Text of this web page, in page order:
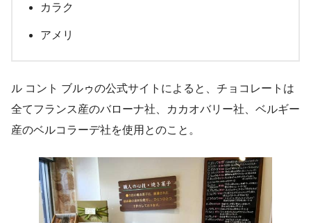
カラク
アメリ
ル コント ブルゥの公式サイトによると、チョコレートは
全てフランス産のバローナ社、カカオバリー社、ベルギー
産のベルコラーデ社を使用とのこと。